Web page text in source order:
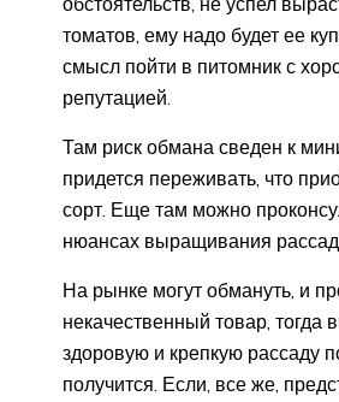
томатов, ему надо будет ее
смысл пойти в питомник с
репутацией.
Там риск обмана сведен к
придется переживать, что
сорт. Еще там можно
нюансах выращивания
На рынке могут обмануть, и
некачественный товар, тогда
здоровую и крепкую рассаду
получится. Если, все же,